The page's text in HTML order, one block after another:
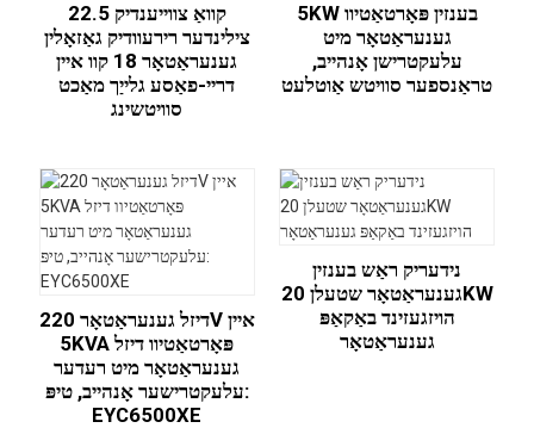
22.5 קוואַ צווייענדיק
צילינדער רירעוודיק גאַזאָלין
גענעראַטאָר 18 קוו איין
דריי-פאַסע גלייַך מאַכט
סוויטשינג
5KW בענזין פּאָרטאַטיוו
גענעראַטאָר מיט
עלעקטרישן אָנהייב,
טראַנספער סוויטש אַוטלעט
דיזל גענעראַטאָר 220V איין
5KVA פּאָרטאַטיוו דיזל
גענעראַטאָר מיט רעדער
עלעקטרישער אָנהייב, טיפּ:
EYC6500XE
נידעריק ראַש בענזין
גענעראַטאָר שטעלן 20KW
הויזגעזינד באַקאַפּ
גענעראַטאָר